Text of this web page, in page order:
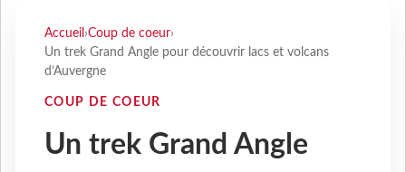
Accueil ›Coup de coeur›
Un trek Grand Angle pour découvrir lacs et volcans
d’Auvergne
COUP DE COEUR
Un trek Grand Angle